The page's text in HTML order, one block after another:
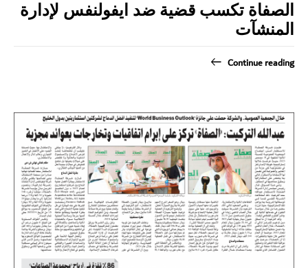
الصفاة تكسب قضية ضد ايفولنفس لإدارة
المنشآت
Continue reading